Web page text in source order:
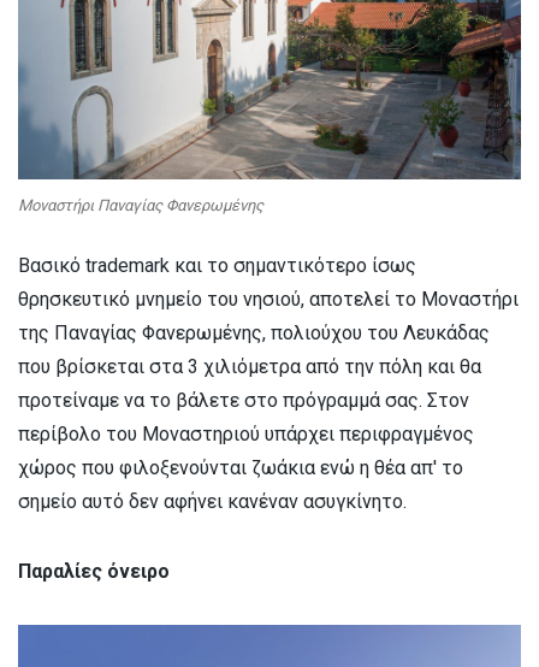
Μοναστήρι Παναγίας Φανερωμένης
Βασικό trademark και το σημαντικότερο ίσως
θρησκευτικό μνημείο του νησιού, αποτελεί το Μοναστήρι
της Παναγίας Φανερωμένης, πολιούχου του Λευκάδας
που βρίσκεται στα 3 χιλιόμετρα από την πόλη και θα
προτείναμε να το βάλετε στο πρόγραμμά σας. Στον
περίβολο του Μοναστηριού υπάρχει περιφραγμένος
χώρος που φιλοξενούνται ζωάκια ενώ η θέα απ' το
σημείο αυτό δεν αφήνει κανέναν ασυγκίνητο.
Παραλίες όνειρο